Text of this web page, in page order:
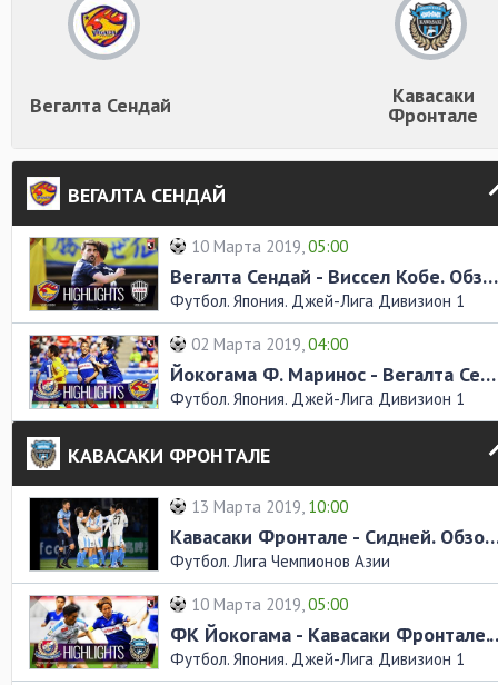
Вегалта Сендай Кавасаки
Фронтале
ВЕГАЛТА СЕНДАЙ
10 Марта 2019,05:00
Вегалта Сендай - Виссел Кобе. Обзор матча
Футбол. Япония. Джей-Лига Дивизион 1
02 Марта 2019,04:00
Йокогама Ф. Маринос - Вегалта Сендай. Обзор матча
Футбол. Япония. Джей-Лига Дивизион 1
КАВАСАКИ ФРОНТАЛЕ
13 Марта 2019, 10:00
Кавасаки Фронтале -
Футбол. Лига Чемпионов Азии
10 Марта 2019,05:00
ФК Йокогама -
Футбол. Япония. Джей-Лига Дивизион 1